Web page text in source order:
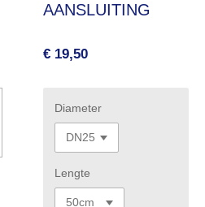
AANSLUITING
€ 19,50
Diameter
Lengte